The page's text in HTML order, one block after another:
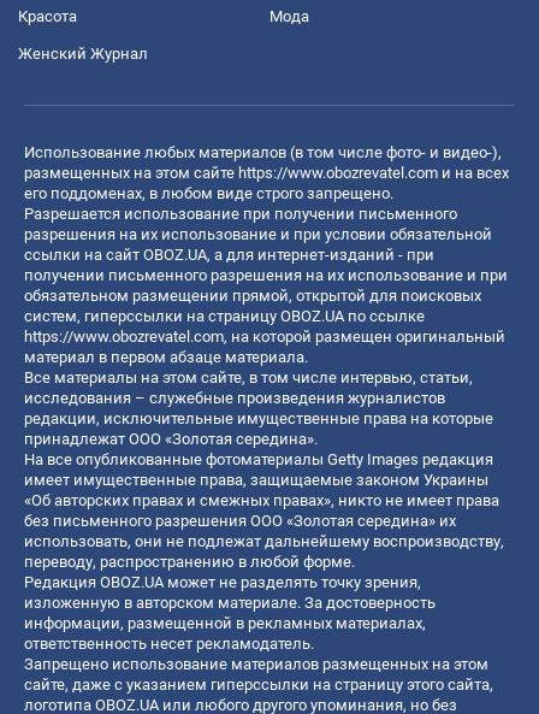
Красота Мода
Женский Журнал
Использование любых материалов (в том числе фото- и видео-),
размещенных на этом сайте https://www.obozrevatel.com и на всех
его поддоменах, в любом виде строго запрещено.
Разрешается использование при получении письменного
разрешения на их использование и при условии обязательной
ссылки на сайт OBOZ.UA, а для интернет-изданий - при
получении письменного разрешения на их использование и при
обязательном размещении прямой, открытой для поисковых
систем, гиперссылки на страницу OBOZ.UA по ссылке
https://www.obozrevatel.com, на которой размещен оригинальный
материал в первом абзаце материала.
Все материалы на этом сайте, в том числе интервью, статьи,
исследования – служебные произведения журналистов
редакции, исключительные имущественные права на которые
принадлежат ООО «Золотая середина».
На все опубликованные фотоматериалы Getty Images редакция
имеет имущественные права, защищаемые законом Украины
«Об авторских правах и смежных правах», никто не имеет права
без письменного разрешения ООО «Золотая середина» их
использовать, они не подлежат дальнейшему воспроизводству,
переводу, распространению в любой форме.
Редакция OBOZ.UA может не разделять точку зрения,
изложенную в авторском материале. За достоверность
информации, размещенной в рекламных материалах,
ответственность несет рекламодатель.
Запрещено использование материалов размещенных на этом
сайте, даже с указанием гиперссылки на страницу этого сайта,
логотипа OBOZ.UA или любого другого упоминания, но без